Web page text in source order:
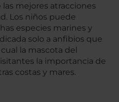
mejores atracciones
Los niños puede
especies marines y
solo a anfibios que
la mascota del
la importancia de
costas y mares.